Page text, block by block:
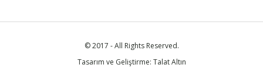
© 2017 - All Rights Reserved.
Tasarım ve Geliştirme: Talat Altın